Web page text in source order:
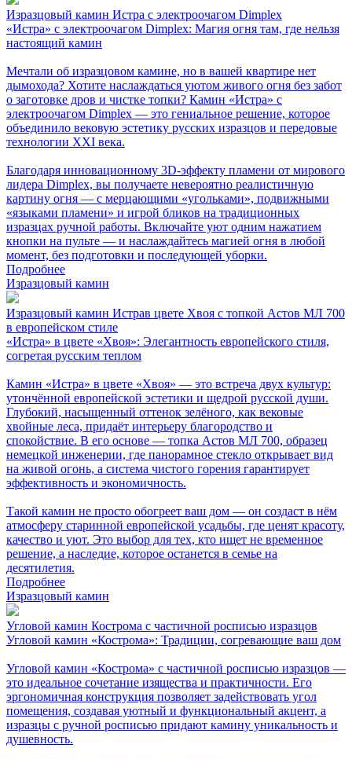
Изразцовый камин Истра с электроочагом Dimplex
«Истра» с электроочагом Dimplex: Магия огня там, где нельзя
настоящий камин
Мечтали об изразцовом камине, но в вашей квартире нет
дымохода? Хотите наслаждаться уютом живого огня без забот
о заготовке дров и чистке топки? Камин «Истра» с
электроочагом Dimplex — это гениальное решение, которое
объединило вековую эстетику русских изразцов и передовые
технологии XXI века.
Благодаря инновационному 3D-эффекту пламени от мирового
лидера Dimplex, вы получаете невероятно реалистичную
картину огня — с мерцающими «угольками», подвижными
«языками пламени» и игрой бликов на традиционных
изразцах ручной работы. Включайте уют одним нажатием
кнопки на пульте — и наслаждайтесь магией огня в любой
момент, без подготовки и последующей уборки.
Подробнее
Изразцовый камин
Изразцовый камин Истрав цвете Хвоя с топкой Астов МЛ 700
в европейском стиле
«Истра» в цвете «Хвоя»: Элегантность европейского стиля,
согретая русским теплом
Камин «Истра» в цвете «Хвоя» — это встреча двух культур:
утончённой европейской эстетики и щедрой русской души.
Глубокий, насыщенный оттенок зелёного, как вековые
хвойные леса, придаёт интерьеру благородство и
спокойствие. В его основе — топка Астов МЛ 700, образец
немецкой инженерии, где панорамное стекло открывает вид
на живой огонь, а система чистого горения гарантирует
эффективность и экономичность.
Такой камин не просто обогреет ваш дом — он создаст в нём
атмосферу старинной европейской усадьбы, где ценят красоту,
качество и уют. Это выбор для тех, кто ищет не временное
решение, а наследие, которое останется в семье на
десятилетия.
Подробнее
Изразцовый камин
Угловой камин Кострома с частичной росписью изразцов
Угловой камин «Кострома»: Традиции, согревающие ваш дом
Угловой камин «Кострома» с частичной росписью изразцов —
это идеальное сочетание изящества и практичности. Его
эргономичная конструкция позволяет задействовать угол
помещения, создавая уютный и функциональный акцент, а
изразцы с ручной росписью придают камину уникальность и
душевность.